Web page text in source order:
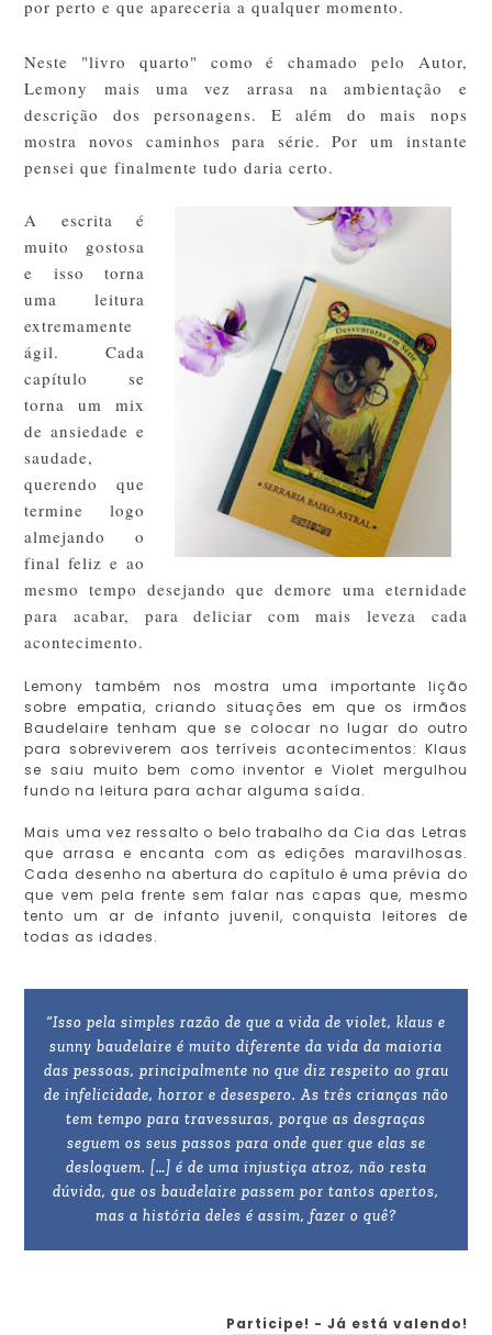
por perto e que apareceria a qualquer momento.
Neste "livro quarto" como é chamado pelo Autor,
Lemony mais uma vez arrasa na ambientação e
descrição dos personagens. E além do mais nops
mostra novos caminhos para série. Por um instante
pensei que finalmente tudo daria certo.
A escrita é
muito gostosa
e isso torna
uma leitura
extremamente
ágil. Cada
capítulo se
torna um mix
de ansiedade e
saudade,
querendo que
termine logo
almejando o
final feliz e ao
mesmo tempo desejando que demore uma eternidade
para acabar, para deliciar com mais leveza cada
acontecimento.
Lemony também nos mostra uma importante lição
sobre empatia, criando situações em que os irmãos
Baudelaire tenham que se colocar no lugar do outro
para sobreviverem aos terríveis acontecimentos: Klaus
se saiu muito bem como inventor e Violet mergulhou
fundo na leitura para achar alguma saída.
Mais uma vez ressalto o belo trabalho da Cia das Letras
que arrasa e encanta com as edições maravilhosas.
Cada desenho na abertura do capítulo é uma prévia do
que vem pela frente sem falar nas capas que, mesmo
tento um ar de infanto juvenil, conquista leitores de
todas as idades.
“Isso pela simples razão de que a vida de violet, klaus e
sunny baudelaire é muito diferente da vida da maioria
das pessoas, principalmente no que diz respeito ao grau
de infelicidade, horror e desespero. As três crianças não
tem tempo para travessuras, porque as desgraças
seguem os seus passos para onde quer que elas se
desloquem. […] é de uma injustiça atroz, não resta
dúvida, que os baudelaire passem por tantos apertos,
mas a história deles é assim, fazer o quê?
Participe! - Já está valendo!